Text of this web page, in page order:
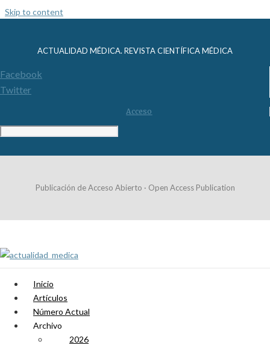
Skip to content
ACTUALIDAD MÉDICA. REVISTA CIENTÍFICA MÉDICA
Facebook
Twitter
Acceso
Publicación de Acceso Abierto · Open Access Publication
Inicio
Artículos
Número Actual
Archivo
2026